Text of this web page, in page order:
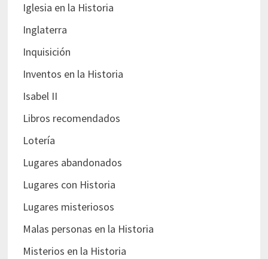
Iglesia en la Historia
Inglaterra
Inquisición
Inventos en la Historia
Isabel II
Libros recomendados
Lotería
Lugares abandonados
Lugares con Historia
Lugares misteriosos
Malas personas en la Historia
Misterios en la Historia